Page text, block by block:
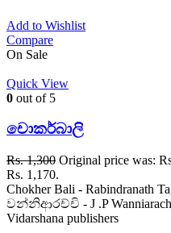
Add to Wishlist
Compare
On Sale
Quick View
0 out of 5
චොකර්බාලි
Rs.1,300 Original price was:
Rs. 1,170.
Chokher Bali -
වන්නිආරච්චි - J .P
Vidarshana publishers